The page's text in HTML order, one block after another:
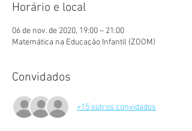
Horário e local
06 de nov. de 2020, 19:00 – 21:00
Matemática na Educação Infantil (ZOOM)
Convidados
+15 outros convidados